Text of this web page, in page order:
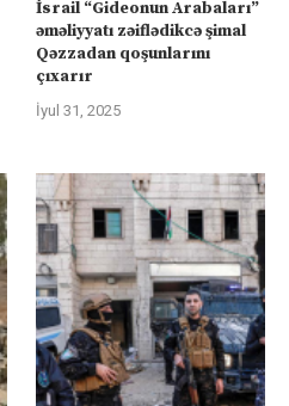
İsrail “Gideonun Arabaları”
əməliyyatı zəiflədikcə şimal
Qəzzadan qoşunlarını
çıxarır
İyul 31, 2025